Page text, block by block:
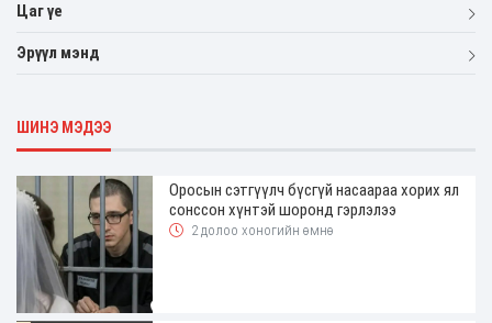
Цаг үе
Эрүүл мэнд
ШИНЭ МЭДЭЭ
Оросын сэтгүүлч бүсгүй насаараа хорих ял
сонссон хүнтэй шоронд гэрлэлээ
2 долоо хоногийн өмнө